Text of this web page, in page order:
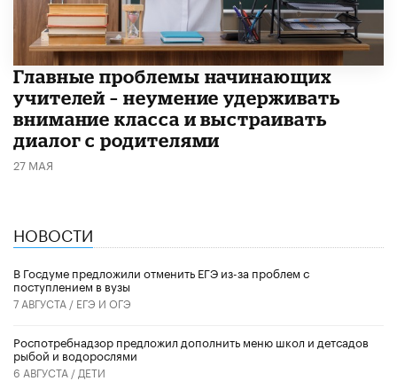
Главные проблемы начинающих
учителей – неумение удерживать
внимание класса и выстраивать
диалог с родителями
27 МАЯ
НОВОСТИ
В Госдуме предложили отменить ЕГЭ из-за проблем с
поступлением в вузы
7 АВГУСТА / ЕГЭ И ОГЭ
Роспотребнадзор предложил дополнить меню школ и детсадов
рыбой и водорослями
6 АВГУСТА / ДЕТИ